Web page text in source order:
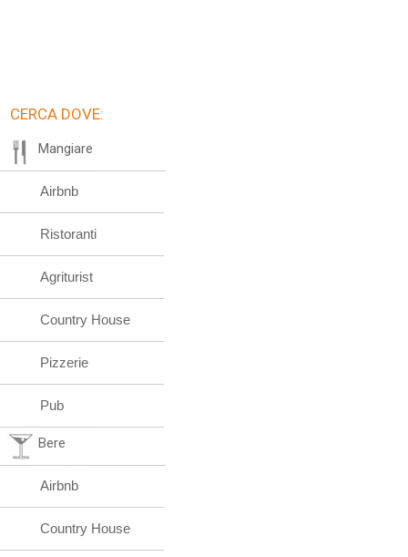
CERCA DOVE:
Mangiare
Airbnb
Ristoranti
Agriturist
Country House
Pizzerie
Pub
Bere
Airbnb
Country House